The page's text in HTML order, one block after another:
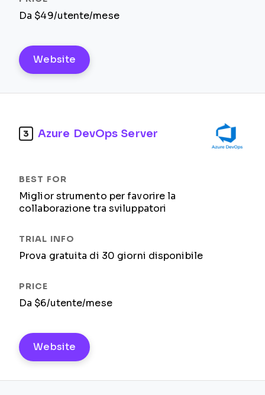
Da $49/utente/mese
Website
3 Azure DevOps Server
Miglior strumento per favorire la
collaborazione tra sviluppatori
Prova gratuita di 30 giorni disponibile
Da $6/utente/mese
Website